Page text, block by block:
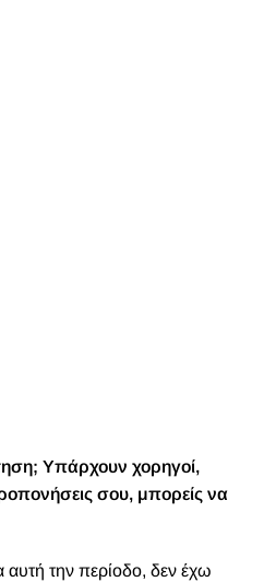
Υπάρχουν χορηγοί,
σου, μπορείς να
αυτή την περίοδο, δεν έχω